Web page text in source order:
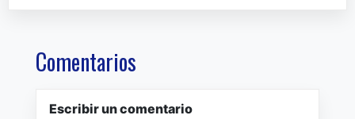
Comentarios
Escribir un comentario